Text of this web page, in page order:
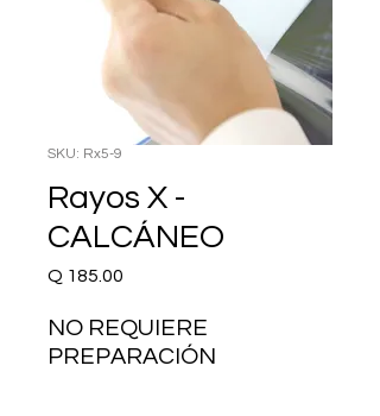
SKU: Rx5-9
Rayos X -
CALCÁNEO
Q 185.00
NO REQUIERE
PREPARACIÓN